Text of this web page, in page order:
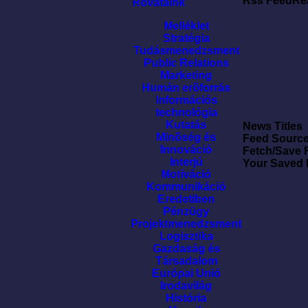
Rovataink
Melléklet
Stratégia
Tudásmenedzsment
Public Relations
Marketing
Humán erõforrás
Információs
technológia
Kutatás
Minõség és
Innováció
Interjú
Motíváció
Kommunikáció
Eredetiben
Pénzügy
Projektmenedzsment
Logisztika
Gazdaság és
Társadalom
Európai Unió
Irodavilág
História
News Titles
Feed
Fetch/Save
Your Saved